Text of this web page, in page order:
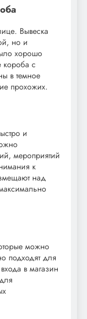
Вывеска
но и
хорошо
с
в темное
прохожих.
и
мероприятий
к
над
можно
подходят для
в магазин